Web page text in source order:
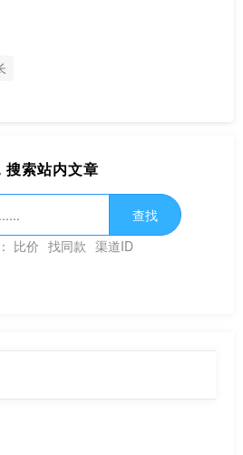
搜索站内文章
查找
比价 找同款 渠道ID